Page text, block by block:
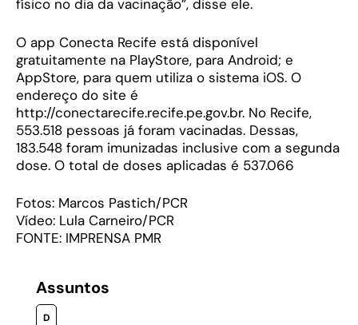
físico no dia da vacinação”, disse ele.
O app Conecta Recife está disponível
gratuitamente na PlayStore, para Android; e
AppStore, para quem utiliza o sistema iOS. O
endereço do site é
http://conectarecife.recife.pe.gov.br. No Recife,
553.518 pessoas já foram vacinadas. Dessas,
183.548 foram imunizadas inclusive com a segunda
dose. O total de doses aplicadas é 537.066
Fotos: Marcos Pastich/PCR
Vídeo: Lula Carneiro/PCR
FONTE: IMPRENSA PMR
Assuntos
D